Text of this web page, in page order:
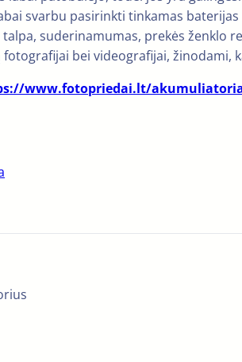
svarbu pasirinkti tinkamas
suderinamumas, prekės ženklo
bei videografijai, žinodami,
www.fotopriedai.lt/